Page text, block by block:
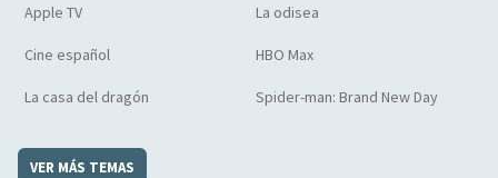
Apple TV La odisea
Cine español HBO Max
La casa del dragón Spider-man: Brand New Day
VER MÁS TEMAS